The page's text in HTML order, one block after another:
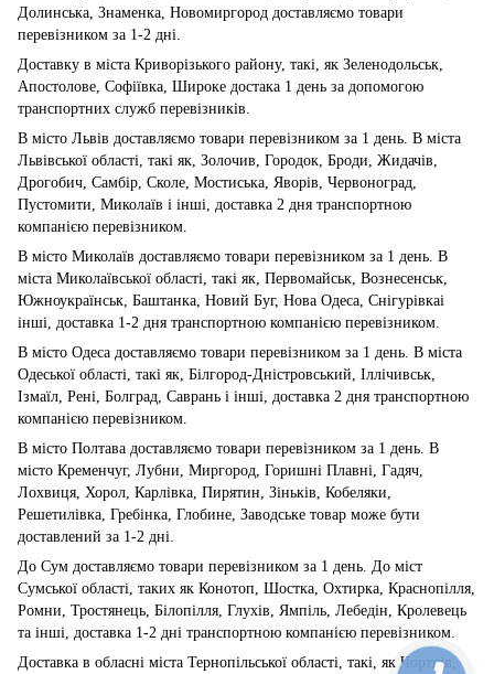
Долинська, Знаменка, Новомиргород доставляємо товари
перевізником за 1-2 дні.
Доставку в міста Криворізького району, такі, як Зеленодольськ,
Апостолове, Софіївка, Широке достака 1 день за допомогою
транспортних служб перевізників.
В місто Львів доставляємо товари перевізником за 1 день. В міста
Львівської області, такі як, Золочив, Городок, Броди, Жидачів,
Дрогобич, Самбір, Сколе, Мостиська, Яворів, Червоноград,
Пустомити, Миколаїв і інші, доставка 2 дня транспортною
компанією перевізником.
В місто Миколаїв доставляємо товари перевізником за 1 день. В
міста Миколаївської області, такі як, Первомайськ, Вознесенськ,
Южноукраїнськ, Баштанка, Новий Буг, Нова Одеса, Снігурівкаі
інші, доставка 1-2 дня транспортною компанією перевізником.
В місто Одеса доставляємо товари перевізником за 1 день. В міста
Одеської області, такі як, Білгород-Дністровський, Іллічивськ,
Ізмаїл, Рені, Болград, Саврань і інші, доставка 2 дня транспортною
компанією перевізником.
В місто Полтава доставляємо товари перевізником за 1 день. В
місто Кременчуг, Лубни, Миргород, Горишні Плавні, Гадяч,
Лохвиця, Хорол, Карлівка, Пирятин, Зіньків, Кобеляки,
Решетилівка, Гребінка, Глобине, Заводське товар може бути
доставлений за 1-2 дні.
До Сум доставляємо товари перевізником за 1 день. До міст
Сумської області, таких як Конотоп, Шостка, Охтирка, Краснопілля,
Ромни, Тростянець, Білопілля, Глухів, Ямпіль, Лебедін, Кролевець
та інші, доставка 1-2 дні транспортною компанією перевізником.
Доставка в обласні міста Тернопільської області, такі, як Чортків,